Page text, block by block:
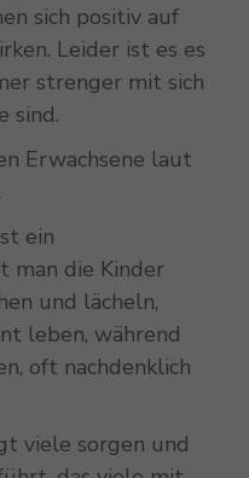
sich positiv auf
Leider ist es es
strenger mit sich
sind.
Erwachsene laut
ein
man die Kinder
und lächeln,
leben, während
oft nachdenklich
viele sorgen und